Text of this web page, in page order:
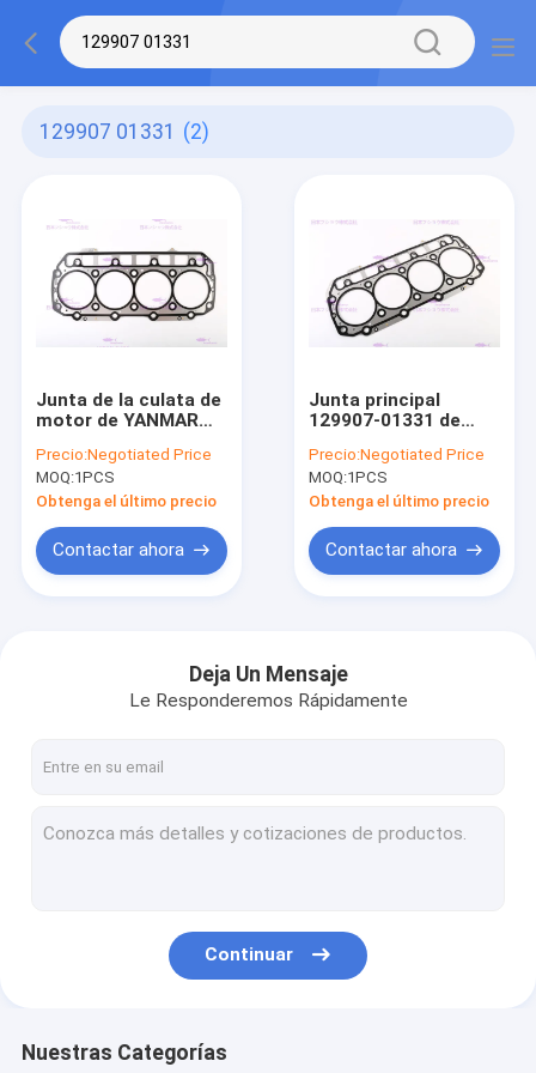
129907 01331 (2)
Junta de la culata de
motor de YANMAR
01331
Precio:Negotiated Price
MOQ:1PCS
Obtenga el último precio
Contactar ahora
Junta principal
129907-01331 de
4TNV98 12 meses de
garantía
Precio:Negotiated Price
MOQ:1PCS
Obtenga el último precio
Contactar ahora
Deja Un Mensaje
Le Responderemos Rápidamente
Continuar
Nuestras Categorías